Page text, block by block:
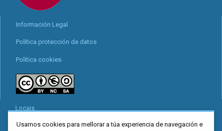
Información Legal
Política protección de datos
Política cookies
Locais
Mapa web
Usamos cookies para mellorar a túa experiencia de navegación e